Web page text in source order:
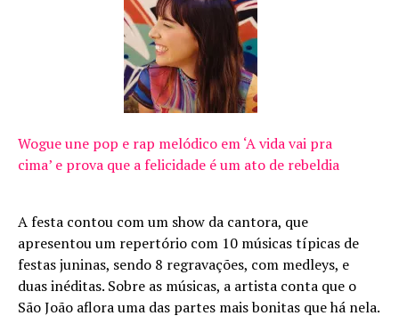
Wogue une pop e rap melódico em ‘A vida vai pra
cima’ e prova que a felicidade é um ato de rebeldia
A festa contou com um show da cantora, que
apresentou um repertório com 10 músicas típicas de
festas juninas, sendo 8 regravações, com medleys, e
duas inéditas. Sobre as músicas, a artista conta que o
São João aflora uma das partes mais bonitas que há nela.